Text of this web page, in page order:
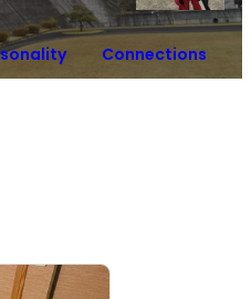
Connections